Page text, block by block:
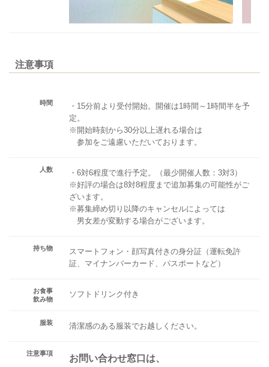
注意事項
時間
・15分前より受付開始。開催は1時間～1時間半を予
定。
※開始時刻から30分以上遅れる場合は
参加をご遠慮いただいております。
人数
・6対6程度で進行予定。（最少開催人数：3対3）
※好評の場合は8対8程度まで追加募集の可能性がご
ざいます。
※募集締め切り以降のキャンセルによっては
男女差が変動する場合がございます。
持ち物
スマートフォン・顔写真付きの身分証（運転免許
証、マイナンバーカード、パスポートなど）
お食事
飲み物
ソフトドリンク付き
服装 清潔感のある服装でお越しください。
注意事項
お問い合わせ窓口は、